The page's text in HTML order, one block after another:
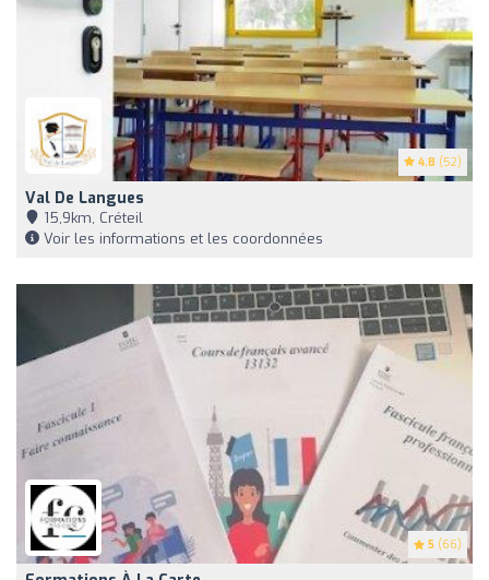
4.8 (52)
Val De Langues
15,9km, Créteil
Voir les informations et les coordonnées
5 (66)